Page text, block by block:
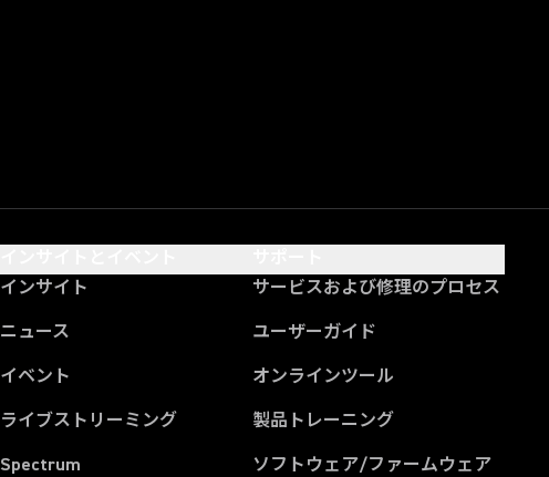
インサイト
ニュース
イベント
ライブストリーミング
Spectrum
サービスおよび修理のプロセス
ユーザーガイド
オンラインツール
製品トレーニング
ソフトウェア/ファームウェア